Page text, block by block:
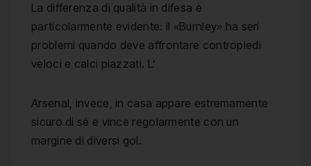
La differenza di qualità in difesa è
particolarmente evidente: il «Burnley» ha seri
problemi quando deve affrontare contropiedi
veloci e calci piazzati. L’
Arsenal, invece, in casa appare estremamente
sicuro di sé e vince regolarmente con un
margine di diversi gol.